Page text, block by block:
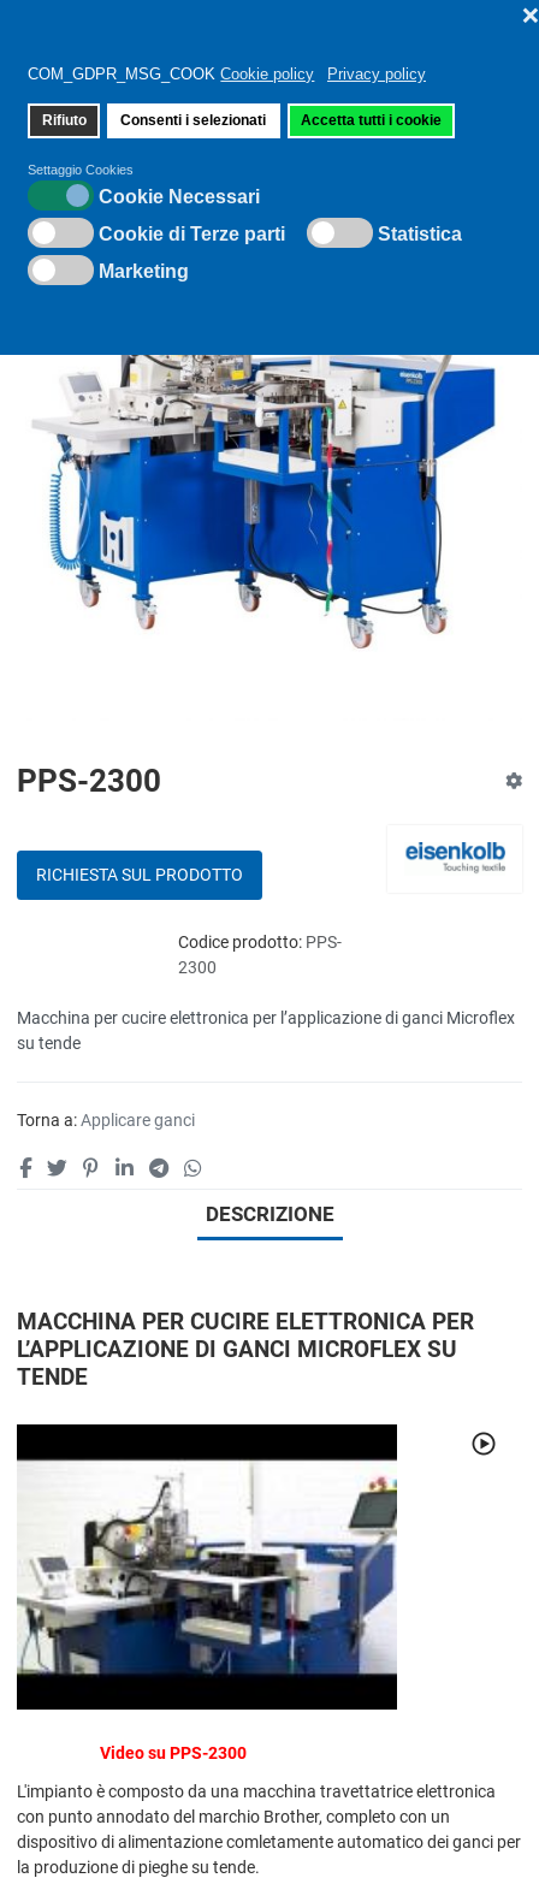
COM_GDPR_MSG_COOK Cookie policy Privacy policy
Rifiuto Consenti i selezionati Accetta tutti i cookie
❌
Settaggio Cookies
Cookie Necessari
Cookie di Terze parti
Statistica
Marketing
Sei qui:Home
PPS-2300
RICHIESTA SUL PRODOTTO
Codice prodotto: PPS-
2300
Macchina per cucire elettronica per l’applicazione di ganci Microflex
su tende
Torna a:Applicare ganci
DESCRIZIONE
MACCHINA PER CUCIRE ELETTRONICA PER
L’APPLICAZIONE DI GANCI MICROFLEX SU
TENDE
Video su PPS-2300
L'impianto è composto da una macchina travettatrice elettronica
con punto annodato del marchio Brother, completo con un
dispositivo di alimentazione comletamente automatico dei ganci per
la produzione di pieghe su tende.